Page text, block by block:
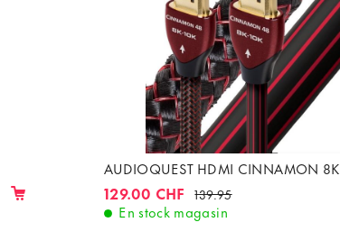
AUDIOQUEST HDMI CINNAMON 8K
129.00 CHF 139.95
En stock magasin